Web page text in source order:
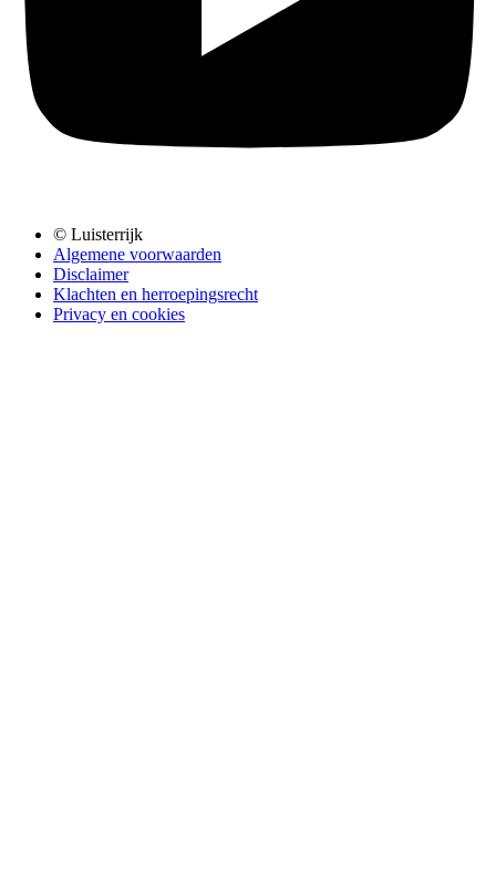
© Luisterrijk
Algemene voorwaarden
Disclaimer
Klachten en herroepingsrecht
Privacy en cookies